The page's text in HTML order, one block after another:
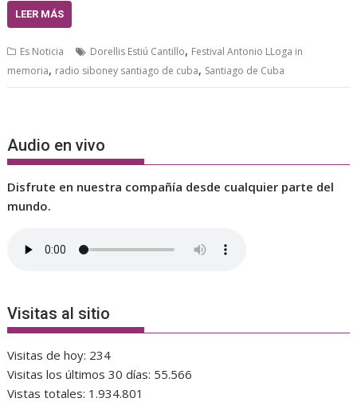
LEER MÁS
Es Noticia Dorellis Estiú Cantillo, Festival Antonio LLoga in
memoria, radio siboney santiago de cuba, Santiago de Cuba
Audio en vivo
Disfrute en nuestra compañía desde cualquier parte del
mundo.
Visitas al sitio
Visitas de hoy: 234
Visitas los últimos 30 días: 55.566
Vistas totales: 1.934.801